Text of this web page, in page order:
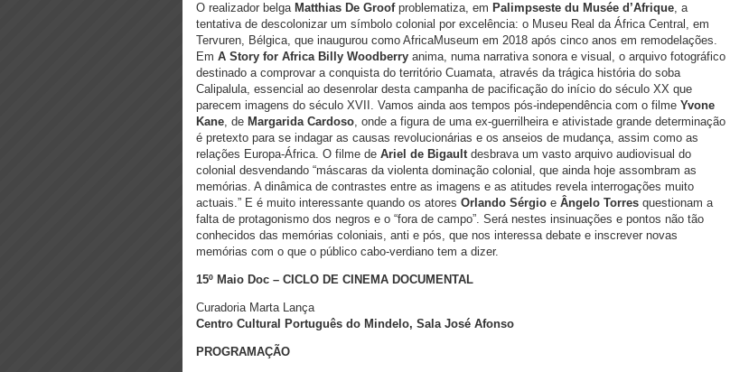
O realizador belga Matthias De Groofproblematiza, em Palimpseste du Musée d’Afrique, a
tentativa de descolonizar um símbolo colonial por excelência: o Museu Real da África Central, em
Tervuren, Bélgica, que inaugurou como AfricaMuseum em 2018 após cinco anos em remodelações.
Em A Story for Africa Billy Woodberry anima, numa narrativa sonora e visual, o arquivo fotográfico
destinado a comprovar a conquista do território Cuamata, através da trágica história do soba
Calipalula, essencial ao desenrolar desta campanha de pacificação do início do século XX que
parecem imagens do século XVII. Vamos ainda aos tempos pós-independência com o filme Yvone
Kane, de Margarida Cardoso, onde a figura de uma ex-guerrilheira e ativistade grande determinação
é pretexto para se indagar as causas revolucionárias e os anseios de mudança, assim como as
relações Europa-África. O filme de Ariel de Bigaultdesbrava um vasto arquivo audiovisual do
colonial desvendando “máscaras da violenta dominação colonial, que ainda hoje assombram as
memórias. A dinâmica de contrastes entre as imagens e as atitudes revela interrogações muito
actuais.” E é muito interessante quando os atores Orlando Sérgio e Ângelo Torres questionam a
falta de protagonismo dos negros e o “fora de campo”. Será nestes insinuações e pontos não tão
conhecidos das memórias coloniais, anti e pós, que nos interessa debate e inscrever novas
memórias com o que o público cabo-verdiano tem a dizer.
15º Maio Doc – CICLO DE CINEMA DOCUMENTAL
Curadoria Marta Lança
Centro Cultural Português do Mindelo, Sala José Afonso
PROGRAMAÇÃO